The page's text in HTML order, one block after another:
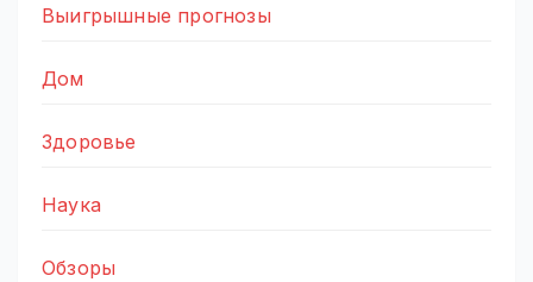
Выигрышные прогнозы
Дом
Здоровье
Наука
Обзоры